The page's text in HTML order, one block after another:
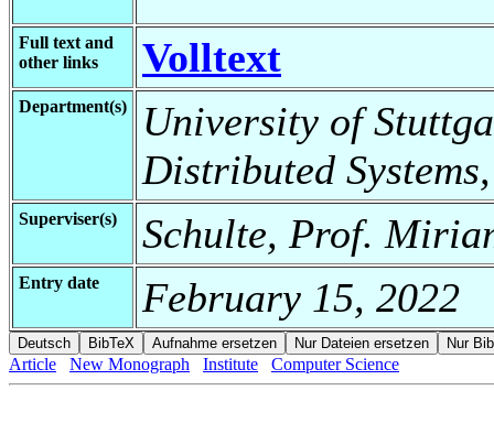
Full text and
other links
Volltext
Department(s)
University of
Distributed
Superviser(s) Schulte, Prof.
Entry date February 15, 2022
Article New Monograph Institute Computer Science